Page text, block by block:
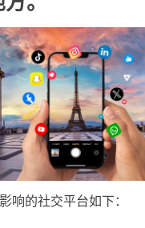
响的社交平台如下：